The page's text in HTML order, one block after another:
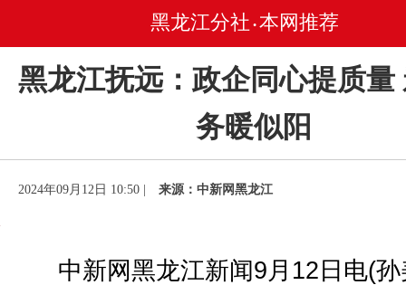
黑龙江分社 • 本网推荐
黑龙江抚远：政企同心提质量
务暖似阳
2024年09月12日 10:50 | 来源：中新网黑龙江
中新网黑龙江新闻9月12日电(孙